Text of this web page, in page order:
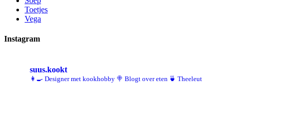
Toetjes
Vega
Instagram
suus.kookt
👩‍🍳 Designer met kookhobby 🍭 Blogt over eten 🍵 Theeleut